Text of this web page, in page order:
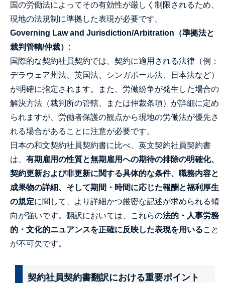
国の労働法によってその有効性が厳しく制限されるため、
現地の法規制に準拠した表現が必要です。
Governing Law and Jurisdiction/Arbitration（準拠法と
裁判管轄/仲裁） :
国際的な契約社員契約では、契約に適用される法律（例：
デラウェア州法、英国法、シンガポール法、日本法など）
が明確に指定されます。また、労働紛争が発生した場合の
解決方法（裁判所の管轄、または仲裁条項）が詳細に定め
られますが、労働者保護の観点から現地の労働法が優先さ
れる場合があることに注意が必要です。
日本の和文契約社員契約書に比べ、英文契約社員契約書
は、 有期雇用の性質と無期雇用への期待の排除の明確化、
契約更新および非更新に関する具体的な条件、職務内容と
成果物の詳細、そして期間・時間に応じた報酬と福利厚生
の規定に関して、より詳細かつ厳密な記述が求められる傾
向が強いです。翻訳においては、これらの法的・人事労務
的・文化的ニュアンスを正確に反映した表現を用いること
が不可欠です。
契約社員契約書翻訳における重要ポイント